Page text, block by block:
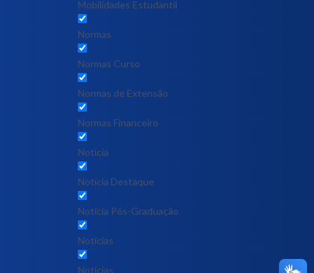
Mobilidades Estudantil
Normas
Normas Curso
Normas de Extensão
Normas Financeiro
Notícia
Notícia Destaque
Noticia Pós-Graduação
Notícias
Notícias